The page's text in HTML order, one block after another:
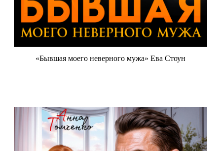
«Бывшая моего неверного мужа» Ева Стоун